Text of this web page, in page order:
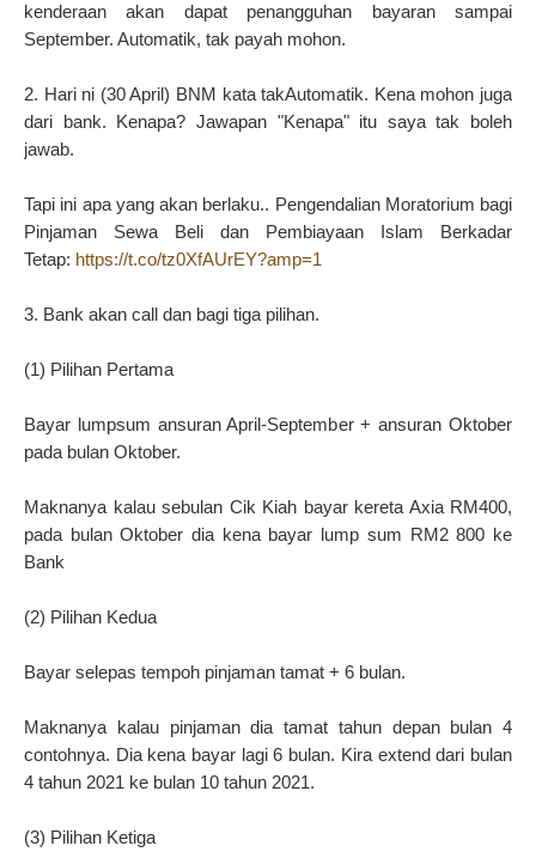
kenderaan akan dapat penangguhan bayaran sampai
September. Automatik, tak payah mohon.
2. Hari ni (30 April) BNM kata takAutomatik. Kena mohon juga
dari bank. Kenapa? Jawapan "Kenapa" itu saya tak boleh
jawab.
Tapi ini apa yang akan berlaku.. Pengendalian Moratorium bagi
Pinjaman Sewa Beli dan Pembiayaan Islam Berkadar
Tetap: https://t.co/tz0XfAUrEY?amp=1
3. Bank akan call dan bagi tiga pilihan.
(1) Pilihan Pertama
Bayar lumpsum ansuran April-September + ansuran Oktober
pada bulan Oktober.
Maknanya kalau sebulan Cik Kiah bayar kereta Axia RM400,
pada bulan Oktober dia kena bayar lump sum RM2 800 ke
Bank
(2) Pilihan Kedua
Bayar selepas tempoh pinjaman tamat + 6 bulan.
Maknanya kalau pinjaman dia tamat tahun depan bulan 4
contohnya. Dia kena bayar lagi 6 bulan. Kira extend dari bulan
4 tahun 2021 ke bulan 10 tahun 2021.
(3) Pilihan Ketiga